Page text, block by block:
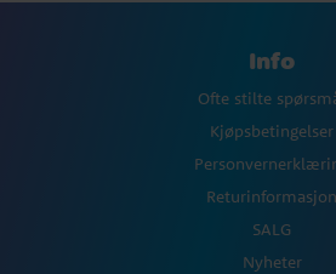
Info
Ofte stilte
Kjøpsbetingelser
Returinformasjon
SALG
Nyheter